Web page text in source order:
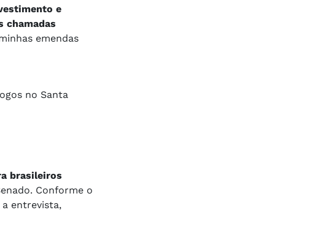
e
chamadas
emendas
no Santa
brasileiros
Conforme o
entrevista,